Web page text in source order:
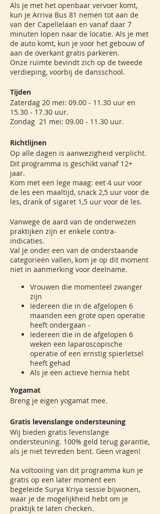
Als je met het openbaar vervoer komt,
kun je Arriva Bus 81 nemen tot aan de
van der Capellelaan en vanaf daar 7
minuten lopen naar de locatie. Als je met
de auto komt, kun je voor het gebouw of
aan de overkant gratis parkeren.
Onze ruimte bevindt zich op de tweede
verdieping, voorbij de dansschool.
Tijden
Zaterdag 20 mei: 09.00 - 11.30 uur en
15.30 - 17.30 uur.
Zondag 21 mei: 09.00 - 11.30 uur.
Richtlijnen
Op alle dagen is aanwezigheid verplicht.
Dit programma is geschikt vanaf 12+
jaar.
Kom met een lege maag: eet 4 uur voor
de les een maaltijd, snack 2,5 uur voor de
les, drank of sigaret 1,5 uur voor de les.
Vanwege de aard van de onderwezen
praktijken zijn er enkele contra-
indicaties.
Val je onder een van de onderstaande
categorieën vallen, kom je op dit moment
niet in aanmerking voor deelname.
Vrouwen die momenteel zwanger
zijn
Iedereen die in de afgelopen 6
maanden een grote open operatie
heeft ondergaan -
Iedereen die in de afgelopen 6
weken een laparoscopische
operatie of een ernstig spierletsel
heeft gehad
Als je een actieve hernia hebt
Yogamat
Breng je eigen yogamat mee.
Gratis levenslange ondersteuning
Wij bieden gratis levenslange
ondersteuning. 100% geld terug garantie,
als je niet tevreden bent. Geen vragen!
Na voltooiing van dit programma kun je
gratis op een later moment een
begeleide Surya Kriya sessie bijwonen,
waar je de mogelijkheid hebt om je
praktijk te laten checken.